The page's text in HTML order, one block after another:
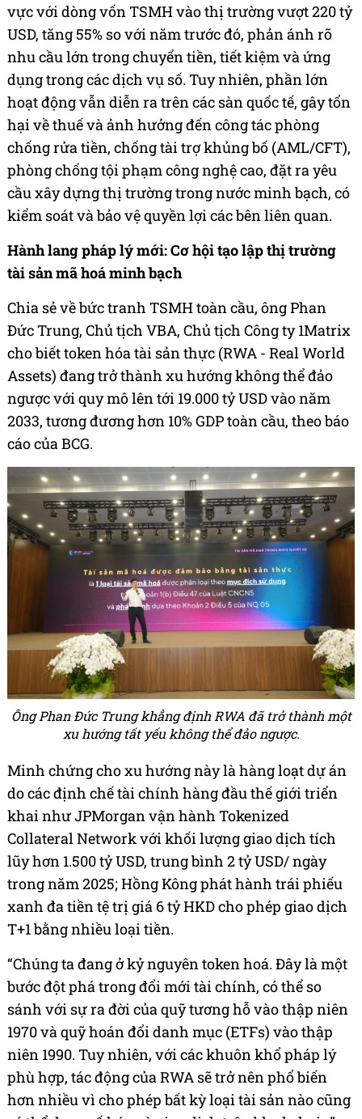
vực với dòng vốn TSMH vào thị trường vượt 220 tỷ
USD, tăng 55% so với năm trước đó, phản ánh rõ
nhu cầu lớn trong chuyển tiền, tiết kiệm và ứng
dụng trong các dịch vụ số. Tuy nhiên, phần lớn
hoạt động vẫn diễn ra trên các sàn quốc tế, gây tổn
hại về thuế và ảnh hưởng đến công tác phòng
chống rửa tiền, chống tài trợ khủng bố (AML/CFT),
phòng chống tội phạm công nghệ cao, đặt ra yêu
cầu xây dựng thị trường trong nước minh bạch, có
kiểm soát và bảo vệ quyền lợi các bên liên quan.
Hành lang pháp lý mới: Cơ hội tạo lập thị trường
tài sản mã hoá minh bạch
Chia sẻ về bức tranh TSMH toàn cầu, ông Phan
Đức Trung, Chủ tịch VBA, Chủ tịch Công ty 1Matrix
cho biết token hóa tài sản thực (RWA - Real World
Assets) đang trở thành xu hướng không thể đảo
ngược với quy mô lên tới 19.000 tỷ USD vào năm
2033, tương đương hơn 10% GDP toàn cầu, theo báo
cáo của BCG.
Ông Phan Đức Trung khẳng định RWA đã trở thành một
xu hướng tất yếu không thể đảo ngược.
Minh chứng cho xu hướng này là hàng loạt dự án
do các định chế tài chính hàng đầu thế giới triển
khai như JPMorgan vận hành Tokenized
Collateral Network với khối lượng giao dịch tích
lũy hơn 1.500 tỷ USD, trung bình 2 tỷ USD/ ngày
trong năm 2025; Hồng Kông phát hành trái phiếu
xanh đa tiền tệ trị giá 6 tỷ HKD cho phép giao dịch
T+1 bằng nhiều loại tiền.
“Chúng ta đang ở kỷ nguyên token hoá. Đây là một
bước đột phá trong đổi mới tài chính, có thể so
sánh với sự ra đời của quỹ tương hỗ vào thập niên
1970 và quỹ hoán đổi danh mục (ETFs) vào thập
niên 1990. Tuy nhiên, với các khuôn khổ pháp lý
phù hợp, tác động của RWA sẽ trở nên phổ biến
hơn nhiều vì cho phép bất kỳ loại tài sản nào cũng